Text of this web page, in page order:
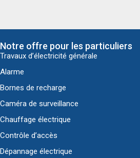
Notre offre pour les particuliers
Travaux d’électricité générale
Alarme
Bornes de recharge
Caméra de surveillance
Chauffage électrique
Contrôle d’accès
Dépannage électrique